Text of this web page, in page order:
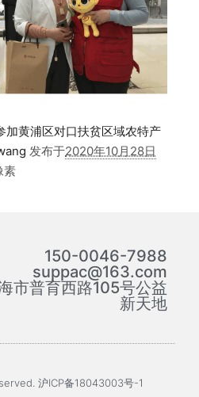
加黄浦区对口扶贫区域农特产
发布于2020年10月28日
素
150-0046-7988
suppac@163.com
市普育西路105号公益
新天地
沪ICP备18043003号-1